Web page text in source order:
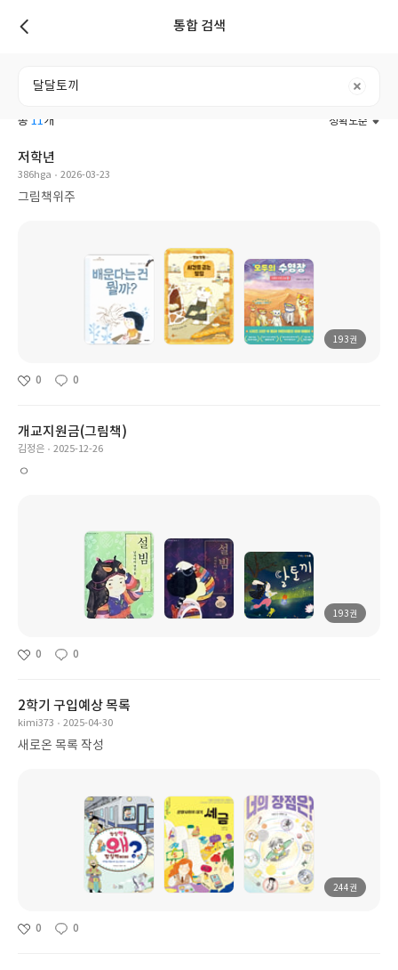
통합 검색
전체 도서
총 11개 정확도순
저학년
386hga 2026-03-23
그림책위주
193권
0 0
개교지원금(그림책)
김정은 2025-12-26
ㅇ
193권
0 0
2학기 구입예상 목록
kimi373 2025-04-30
새로온 목록 작성
244권
0 0